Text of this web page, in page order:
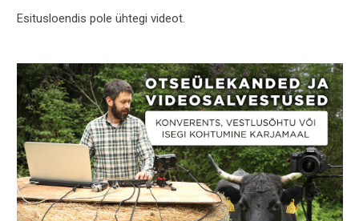
Esitusloendis pole ühtegi videot.